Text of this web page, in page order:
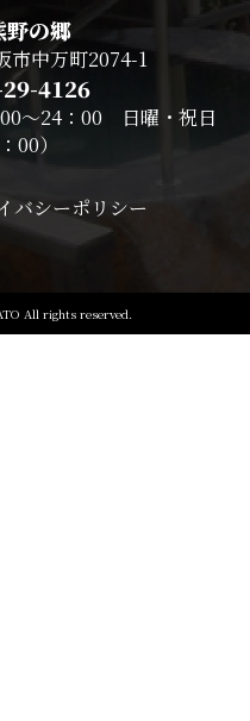
野の郷
市中万町2074-1
4126
～24：00 日曜・祝日
00）
バシーポリシー
All rights reserved.